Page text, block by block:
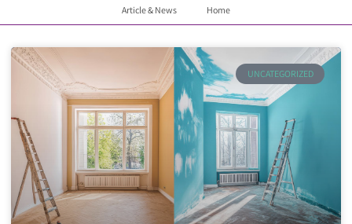
Home
Article & News
UNCATEGORIZED